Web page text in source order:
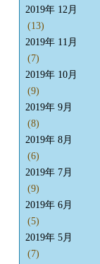
2019年 12月
(13)
2019年 11月
(7)
2019年 10月
(9)
2019年 9月
(8)
2019年 8月
(6)
2019年 7月
(9)
2019年 6月
(5)
2019年 5月
(7)